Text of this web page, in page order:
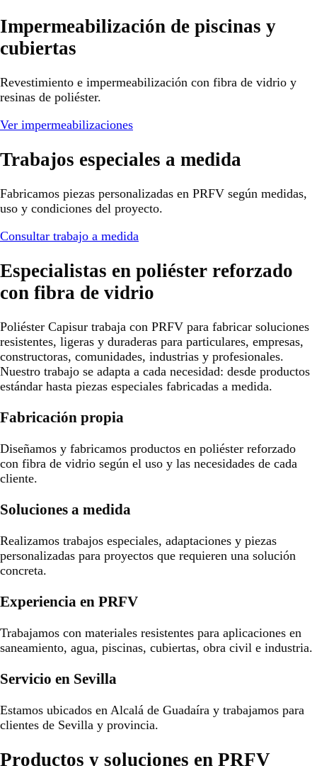
Impermeabilización de piscinas y
cubiertas
Revestimiento e impermeabilización con fibra de vidrio y
resinas de poliéster.
Ver impermeabilizaciones
Trabajos especiales a medida
Fabricamos piezas personalizadas en PRFV según medidas,
uso y condiciones del proyecto.
Consultar trabajo a medida
Especialistas en poliéster reforzado
con fibra de vidrio
Poliéster Capisur trabaja con PRFV para fabricar soluciones
resistentes, ligeras y duraderas para particulares, empresas,
constructoras, comunidades, industrias y profesionales.
Nuestro trabajo se adapta a cada necesidad: desde productos
estándar hasta piezas especiales fabricadas a medida.
Fabricación propia
Diseñamos y fabricamos productos en poliéster reforzado
con fibra de vidrio según el uso y las necesidades de cada
cliente.
Soluciones a medida
Realizamos trabajos especiales, adaptaciones y piezas
personalizadas para proyectos que requieren una solución
concreta.
Experiencia en PRFV
Trabajamos con materiales resistentes para aplicaciones en
saneamiento, agua, piscinas, cubiertas, obra civil e industria.
Servicio en Sevilla
Estamos ubicados en Alcalá de Guadaíra y trabajamos para
clientes de Sevilla y provincia.
Productos y soluciones en PRFV